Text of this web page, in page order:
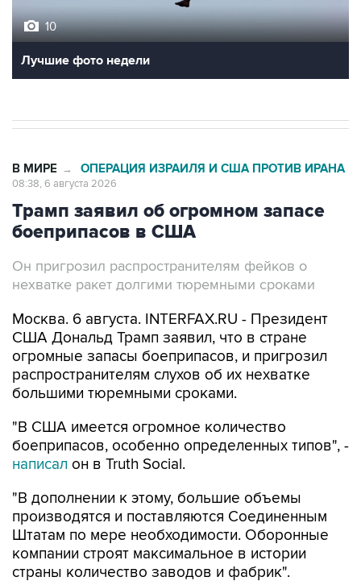
Лучшие фото недели
Трамп заявил об огромном запасе
боеприпасов в США
Он пригрозил распространителям фейков о
Москва. 6 августа. INTERFAX.RU - Президент
огромные запасы боеприпасов, и пригрозил
распространителям слухов об их нехватке
большими тюремными сроками.
"В США имеется огромное количество
написал он в Truth Social.
"В дополнении к этому, большие объемы
Штатам по мере необходимости. Оборонные
компании строят максимальное в истории
страны количество заводов и фабрик".
Тем, кто распространяет "предательские"